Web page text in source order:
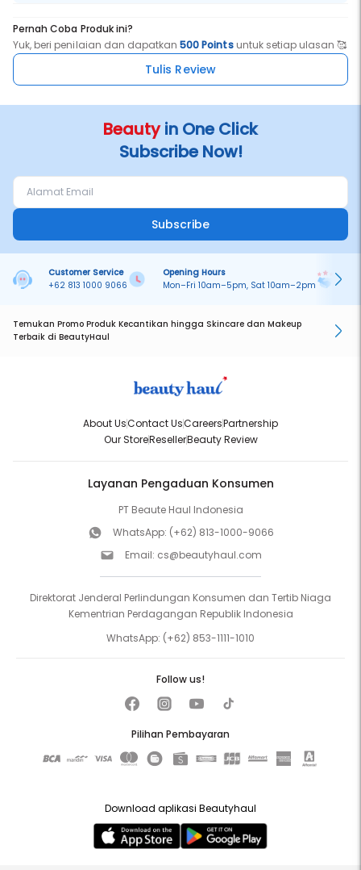
Pernah Coba Produk ini?
Yuk, beri penilaian dan dapatkan500 Pointsuntuk setiap ulasan 🥰
Tulis Review
Beautyin One Click
Subscribe Now!
Subscribe
Customer Service
+62 813 1000 9066
Opening Hours
Mon–Fri 10am–5pm, Sat 10am–2pm
Temukan Promo Produk Kecantikan hingga Skincare dan Makeup
Terbaik di BeautyHaul
About UsContact UsCareersPartnership
Our StoreResellerBeauty Review
Layanan Pengaduan Konsumen
PT Beaute Haul Indonesia
WhatsApp: (+62) 813-1000-9066
Email: cs@beautyhaul.com
Direktorat Jenderal Perlindungan Konsumen dan Tertib Niaga
Kementrian Perdagangan Republik Indonesia
WhatsApp: (+62) 853-1111-1010
Pilihan Pembayaran
Follow us!
Download aplikasi Beautyhaul